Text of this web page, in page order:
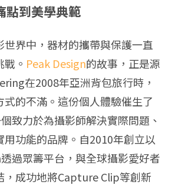
點到美學典範
世界中，器材的攜帶與保護一直
。 Peak Design的故事，正是源
在2008年亞洲背包旅行時，
式的不滿。這份個人體驗催生了
致力於為攝影師解決實際問題、
用功能的品牌。自2010年創立以
過眾籌平台，與全球攝影愛好者
，成功地將Capture Clip等創新